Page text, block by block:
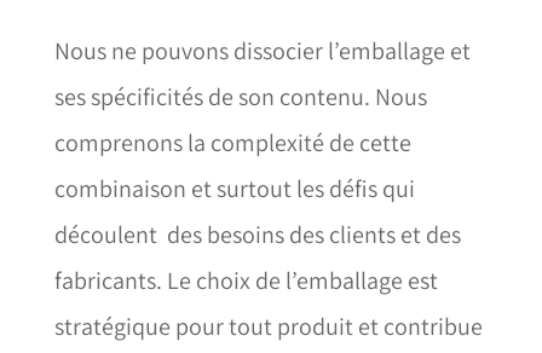
Nous ne pouvons dissocier l’emballage et
ses spécificités de son contenu. Nous
comprenons la complexité de cette
combinaison et surtout les défis qui
découlent des besoins des clients et des
fabricants. Le choix de l’emballage est
stratégique pour tout produit et contribue